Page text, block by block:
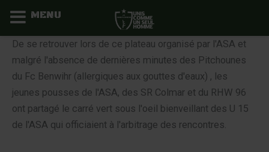
Aller
contenu
De se retrouver lors de ce plateau organisé par l'ASA et
malgré l'absence de dernières minutes des Pitchounes
du Fc Benwihr (allergiques aux gouttes d'eaux) , les
jeunes pousses de l'ASA, des SR Colmar et du RHW 96
ont partagé le carré vert sous l'oeil bienveillant des U 15
de l'ASA qui officiaient à l'arbitrage des rencontres.
MENU